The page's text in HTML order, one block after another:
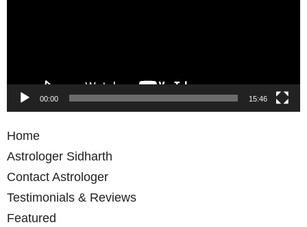
00:00 15:46
Home
Astrologer Sidharth
Contact Astrologer
Testimonials & Reviews
Featured